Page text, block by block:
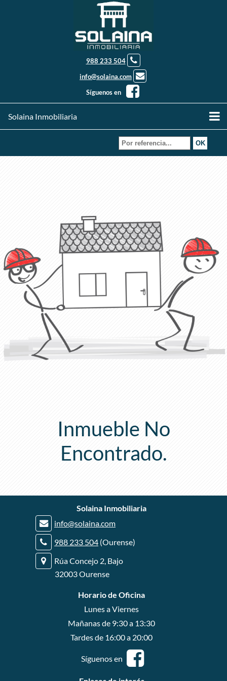
988 233 504
info@solaina.com
Síguenos en
Solaina Inmobiliaria
Inmueble No
Encontrado.
Solaina Inmobiliaria
info@solaina.com
988 233 504 (Ourense)
Rúa Concejo 2, Bajo
32003 Ourense
Horario de Oficina
Lunes a Viernes
Mañanas de 9:30 a 13:30
Tardes de 16:00 a 20:00
Síguenos en